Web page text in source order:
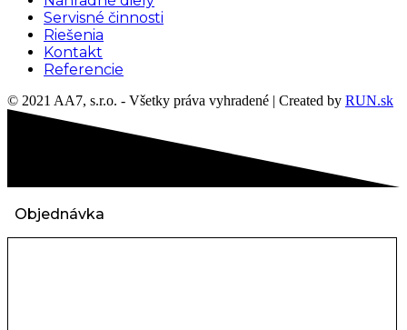
Servisné činnosti
Riešenia
Kontakt
Referencie
© 2021 AA7, s.r.o. - Všetky práva vyhradené | Created by RUN.sk
Objednávka